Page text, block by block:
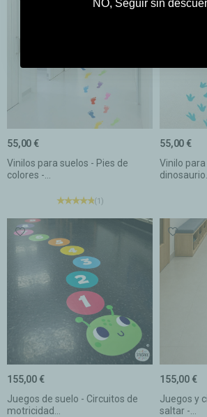
Vinilos para suelos - Pies de
colores -...
55,00 €
(1)
Vinilo
dinosaurio...
55,00 €
Juegos de suelo - Circuitos de
motricidad...
155,00 €
Juegos y
saltar -...
155,00 €
NO, Seguir sin